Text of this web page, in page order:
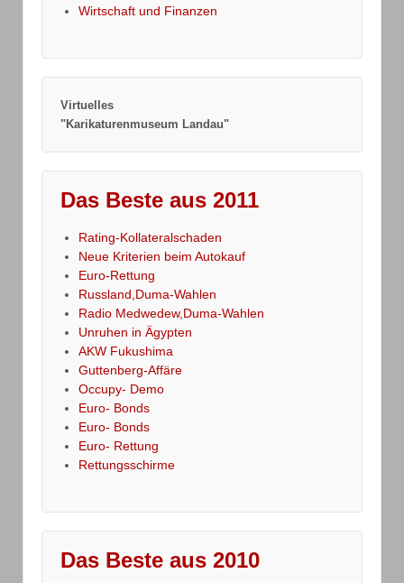
Wirtschaft und Finanzen
Virtuelles
"Karikaturenmuseum Landau"
Das Beste aus 2011
Rating-Kollateralschaden
Neue Kriterien beim Autokauf
Euro-Rettung
Russland,Duma-Wahlen
Radio Medwedew,Duma-Wahlen
Unruhen in Ägypten
AKW Fukushima
Guttenberg-Affäre
Occupy- Demo
Euro- Bonds
Euro- Bonds
Euro- Rettung
Rettungsschirme
Das Beste aus 2010